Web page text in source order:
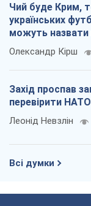
Чий буде Крим,
українських
можуть
Олександр Кірш
Захід проспав
перевірити
Леонід Невзлін
Всі думки